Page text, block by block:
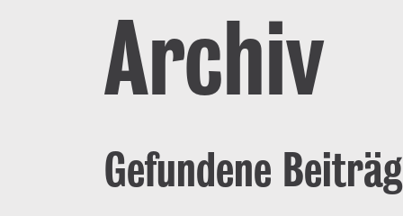
Archiv
Gefundene